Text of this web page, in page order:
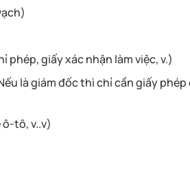
giấy xác nhận làm việc, v.)
là giám đốc thì chỉ cần giấy phép
tô, v..v)